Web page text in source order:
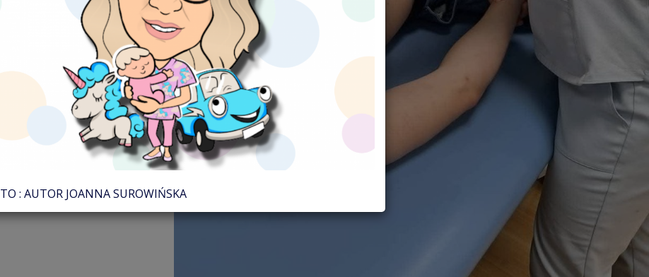
metoda
przy użyciu elektrod
mięśniowych
o ich funkcji i
bezbolesna i znajduje
protetyce i terapii
(biofeedback).
: AUTOR JOANNA SUROWIŃSKA